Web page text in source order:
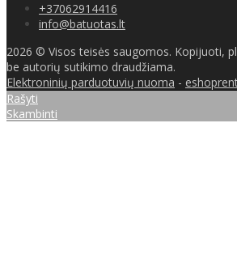
+37062914416
info@batuotas.lt
2026 © Visos teisės saugomos. Kopijuoti,
be autorių sutikimo draudžiama.
Elektroninių parduotuvių nuoma -
Rašyti
Skambinti